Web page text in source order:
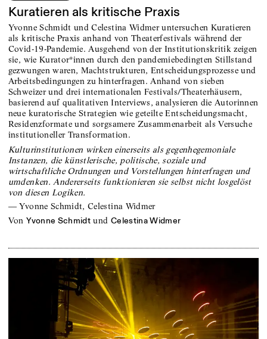
Kuratieren als kritische Praxis
Yvonne Schmidt und Celestina Widmer untersuchen Kuratieren
als kritische Praxis anhand von Theaterfestivals während der
Covid-19-Pandemie. Ausgehend von der Institutionskritik zeigen
sie, wie Kurator*innen durch den pandemiebedingten Stillstand
gezwungen waren, Machtstrukturen, Entscheidungsprozesse und
Arbeitsbedingungen zu hinterfragen. Anhand von sieben
Schweizer und drei internationalen Festivals/Theaterhäusern,
basierend auf qualitativen Interviews, analysieren die Autorinnen
neue kuratorische Strategien wie geteilte Entscheidungsmacht,
Residenzformate und sorgsamere Zusammenarbeit als Versuche
institutioneller Transformation.
Kulturinstitutionen wirken einerseits als gegenhegemoniale
Instanzen, die künstlerische, politische, soziale und
wirtschaftliche Ordnungen und Vorstellungen hinterfragen und
umdenken. Andererseits funktionieren sie selbst nicht losgelöst
von diesen Logiken.
—Yvonne Schmidt, Celestina Widmer
von Yvonne Schmidt und Celestina Widmer